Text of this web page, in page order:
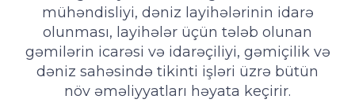
mühəndisliyi, dəniz layihələrinin idarə
olunması, layihələr üçün tələb olunan
gəmilərin icarəsi və idarəçiliyi, gəmiçilik və
dəniz sahəsində tikinti işləri üzrə bütün
növ əməliyyatları həyata keçirir.